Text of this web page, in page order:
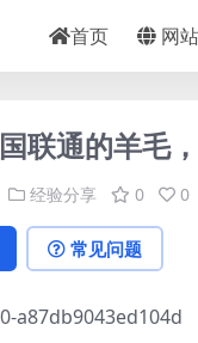
首页 网
联通的羊毛
经验分享 0 0
常见问题